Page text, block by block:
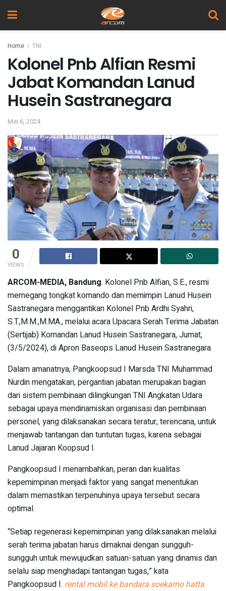
Home TNI
Kolonel Pnb Alfian Resmi
Jabat Komandan Lanud
Husein Sastranegara
Mei 6, 2024
0
VIEWS
ARCOM-MEDIA, Bandung. Kolonel Pnb Alfian, S.E., resmi
memegang tongkat komando dan memimpin Lanud Husein
Sastranegara menggantikan Kolonel Pnb Ardhi Syahri,
S.T.,M.M.,M.MA., melalui acara Upacara Serah Terima Jabatan
(Sertijab) Komandan Lanud Husein Sastranegara, Jumat,
(3/5/2024), di Apron Baseops Lanud Husein Sastranegara.
Dalam amanatnya, Pangkoopsud I Marsda TNI Muhammad
Nurdin mengatakan, pergantian jabatan merupakan bagian
dari sistem pembinaan dilingkungan TNI Angkatan Udara
sebagai upaya mendinamiskan organisasi dan pembinaan
personel, yang dilaksanakan secara teratur, terencana, untuk
menjawab tantangan dan tuntutan tugas, karena sebagai
Lanud Jajaran Koopsud I.
Pangkoopsud I menambahkan, peran dan kualitas
kepemimpinan menjadi faktor yang sangat menentukan
dalam memastikan terpenuhinya upaya tersebut secara
optimal.
“Setiap regenerasi kepemimpinan yang dilaksanakan melalui
serah terima jabatan harus dimaknai dengan sungguh-
sungguh untuk mewujudkan satuan-satuan yang dinamis dan
selalu siap menghadapi tantangan tugas,” kata
Pangkoopsud I. rental mobil ke bandara soekarno hatta